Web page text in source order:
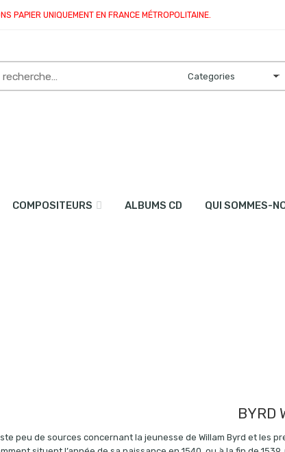
PAPIER UNIQUEMENT EN FRANCE MÉTROPOLITAINE.
COMPOSITEURS ALBUMS CD QUI SOMMES-
BYRD
peu de sources concernant la jeunesse de Willam Byrd et les